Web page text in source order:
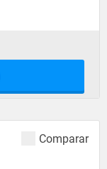
Comparar